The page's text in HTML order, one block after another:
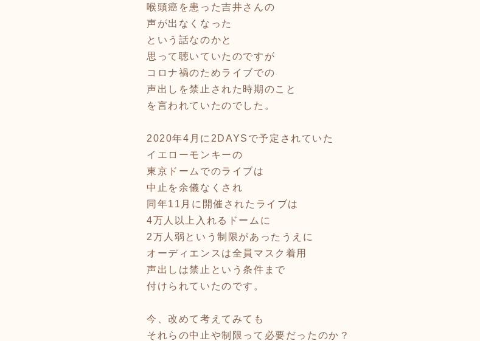
喉頭癌を患った吉井さんの
声が出なくなった
という話なのかと
思って聴いていたのですが
コロナ禍のためライブでの
声出しを禁止された時期のこと
を言われていたのでした。
2020年4月に2DAYSで予定されていた
イエローモンキーの
東京ドームでのライブは
中止を余儀なくされ
同年11月に開催されたライブは
4万人以上入れるドームに
2万人弱という制限があったうえに
オーディエンスは全員マスク着用
声出しは禁止という条件まで
付けられていたのです。
今、改めて考えてみても
それらの中止や制限って必要だったのか？